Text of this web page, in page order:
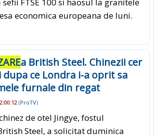
FTSE 100 si haosul la granitele
economica europeana de luni.
a British Steel. Chinezii cer
ce Londra i-a oprit sa
furnale din regat
(ProTV)
de otel Jingye, fostul
Steel, a solicitat duminica